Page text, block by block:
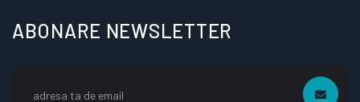
ABONARE NEWSLETTER